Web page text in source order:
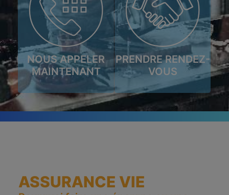
NOUS APPELER
MAINTENANT
PRENDRE RENDEZ-
VOUS
ASSURANCE VIE